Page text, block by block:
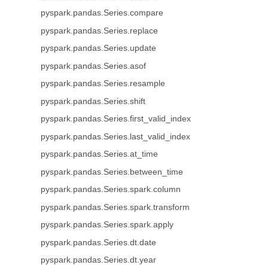
pyspark.pandas.Series.compare
pyspark.pandas.Series.replace
pyspark.pandas.Series.update
pyspark.pandas.Series.asof
pyspark.pandas.Series.resample
pyspark.pandas.Series.shift
pyspark.pandas.Series.first_valid_index
pyspark.pandas.Series.last_valid_index
pyspark.pandas.Series.at_time
pyspark.pandas.Series.between_time
pyspark.pandas.Series.spark.column
pyspark.pandas.Series.spark.transform
pyspark.pandas.Series.spark.apply
pyspark.pandas.Series.dt.date
pyspark.pandas.Series.dt.year